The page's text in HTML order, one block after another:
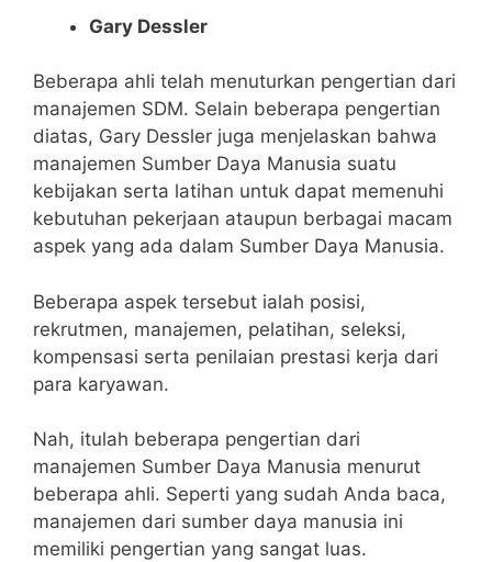
Gary Dessler
Beberapa ahli telah menuturkan pengertian dari
manajemen SDM. Selain beberapa pengertian
diatas, Gary Dessler juga menjelaskan bahwa
manajemen Sumber Daya Manusia suatu
kebijakan serta latihan untuk dapat memenuhi
kebutuhan pekerjaan ataupun berbagai macam
aspek yang ada dalam Sumber Daya Manusia.
Beberapa aspek tersebut ialah posisi,
rekrutmen, manajemen, pelatihan, seleksi,
kompensasi serta penilaian prestasi kerja dari
para karyawan.
Nah, itulah beberapa pengertian dari
manajemen Sumber Daya Manusia menurut
beberapa ahli. Seperti yang sudah Anda baca,
manajemen dari sumber daya manusia ini
memiliki pengertian yang sangat luas.